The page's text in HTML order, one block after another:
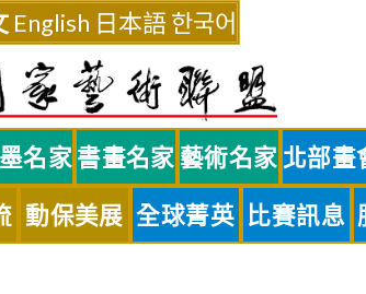
English 日本語한국어
名家 書畫名家 藝術名家 北部畫
動保美展 全球菁英 比賽訊息